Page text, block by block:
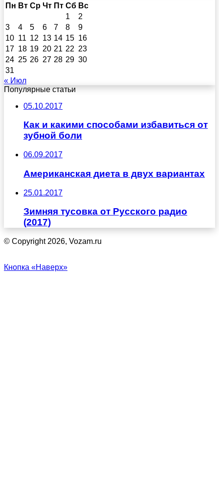
Пн Вт Ср Чт Пт Сб Вс
1
2
3
4 5 6 7 8
9
10 11 12 13 14 15 16
17 18 19 20 21 22 23
24 25 26 27 28 29 30
31
« Июл
Популярные статьи
05.10.2017
Как и какими способами избавиться от
зубной боли
06.09.2017
Американская диета в двух вариантах
25.01.2017
Зимняя тусовка от Русского радио
(2017)
© Copyright 2026, Vozam.ru
Кнопка «Наверх»